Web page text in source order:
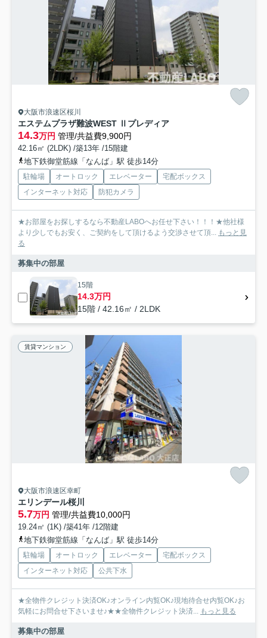
大阪市浪速区桜川
エステムプラザ難波WEST Ⅱプレディア
14.3万円 管理/共益費9,900円
42.16㎡ (2LDK) /築13年 /15階建
地下鉄御堂筋線「なんば」駅 徒歩14分
駐輪場 オートロック エレベーター
宅配ボックス
インターネット対応
防犯カメラ
★お部屋をお探しするなら不動産LABOへお任せ下さい！！！★他社様
より少しでもお安く、ご契約をして頂けるよう交渉させて頂... もっと見
る
募集中の部屋
15階
14.3万円
15階 / 42.16㎡ / 2LDK
賃貸マンション
大阪市浪速区幸町
エリンデール桜川
5.7万円 管理/共益費10,000円
19.24㎡ (1K) /築41年 /12階建
地下鉄御堂筋線「なんば」駅 徒歩14分
駐輪場 オートロック エレベーター
宅配ボックス
インターネット対応
公共下水
★全物件クレジット決済OK♪オンライン内覧OK♪現地待合せ内覧OK♪お
気軽にお問合せ下さいませ♪★★全物件クレジット決済... もっと見る
募集中の部屋